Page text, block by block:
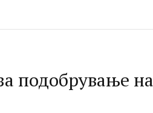
подобрување